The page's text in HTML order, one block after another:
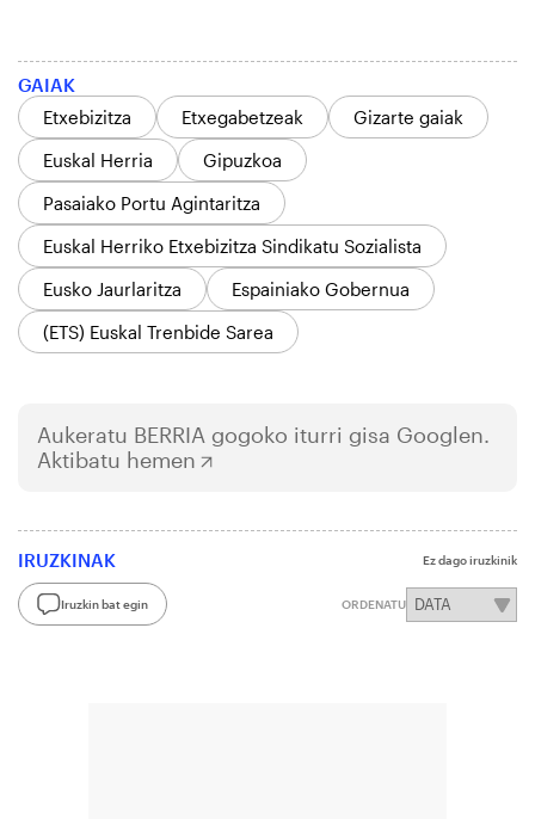
GAIAK
Etxebizitza
Etxegabetzeak
Gizarte gaiak
Euskal Herria
Gipuzkoa
Pasaiako Portu Agintaritza
Euskal Herriko Etxebizitza Sindikatu Sozialista
Eusko Jaurlaritza
Espainiako Gobernua
(ETS) Euskal Trenbide Sarea
Aukeratu BERRIA gogoko iturri gisa Googlen.
Aktibatu hemen
IRUZKINAK Ez dago iruzkinik
Iruzkin bat egin ORDENATU